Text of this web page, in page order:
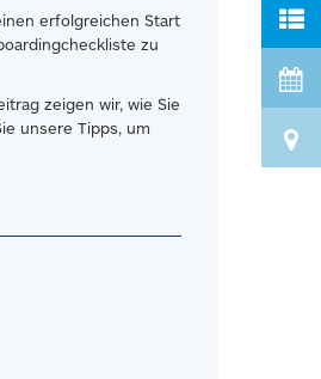
erfolgreichen Start
zu
zeigen wir, wie Sie
unsere Tipps, um